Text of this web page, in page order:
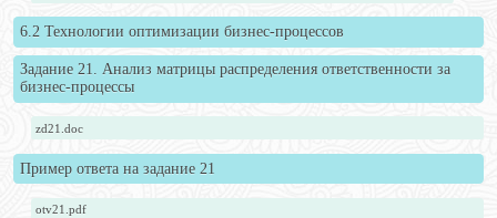
6.2 Технологии оптимизации бизнес-процессов
Задание 21. Анализ матрицы распределения ответственности за
бизнес-процессы
zd21.doc
Пример ответа на задание 21
otv21.pdf